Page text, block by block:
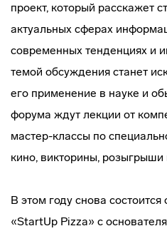
проект, который расскажет
актуальных сферах
современных тенденциях и
темой обсуждения станет
его применение в науке и
форума ждут лекции от
мастер-классы по
кино, викторины, розыгрыши
В этом году снова
«StartUp Pizza» с